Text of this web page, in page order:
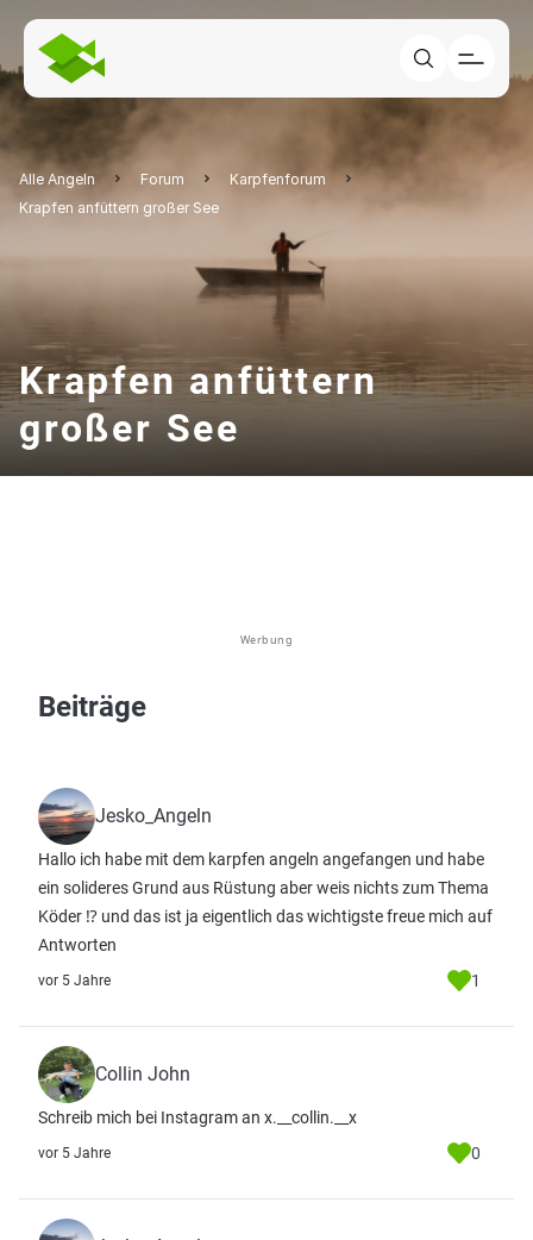
Alle Angeln Forum
Karpfenforum
Krapfen anfüttern großer See
Krapfen anfüttern
großer See
Werbung
Beiträge
Jesko_Angeln
Hallo ich habe mit dem karpfen angeln angefangen und habe
ein solideres Grund aus Rüstung aber weis nichts zum Thema
Köder ⁉️ und das ist ja eigentlich das wichtigste freue mich auf
Antworten
vor 5 Jahre 1
Collin John
Schreib mich bei Instagram an x.__collin.__x
vor 5 Jahre 0